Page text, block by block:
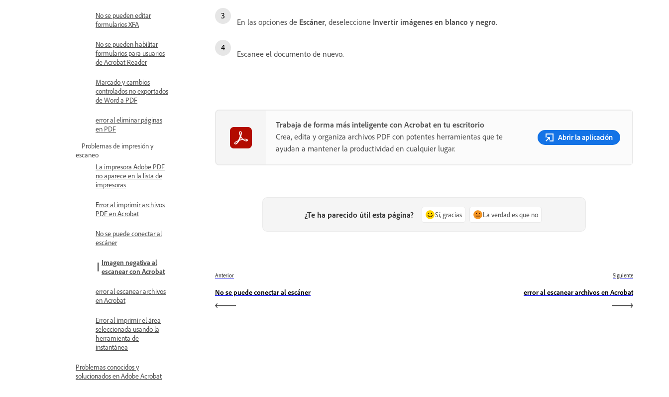
No se pueden editar
formularios XFA
No se pueden habilitar
formularios para usuarios
de Acrobat Reader
Marcado y cambios
controlados no exportados
de Word a PDF
error al eliminar páginas
en PDF
Problemas de impresión y
escaneo
La impresora Adobe PDF
no aparece en la lista de
impresoras
Error al imprimir archivos
PDF en Acrobat
No se puede conectar al
escáner
Imagen negativa al
escanear con Acrobat
error al escanear archivos
en Acrobat
Error al imprimir el área
seleccionada usando la
herramienta de
instantánea
Problemas conocidos y
solucionados en Adobe Acrobat
En las opciones de Escáner, deseleccione Invertir imágenes en blanco y negro.
Escanee el documento de nuevo.
Trabaja de forma más inteligente con Acrobat en tu escritorio
Crea, edita y organiza archivos PDF con potentes herramientas que te
ayudan a mantener la productividad en cualquier lugar.
Abrir la aplicación
¿Te ha parecido útil esta página? Sí, gracias La verdad es que no
Anterior
No se puede conectar al escáner
Siguiente
error al escanear archivos en Acrobat